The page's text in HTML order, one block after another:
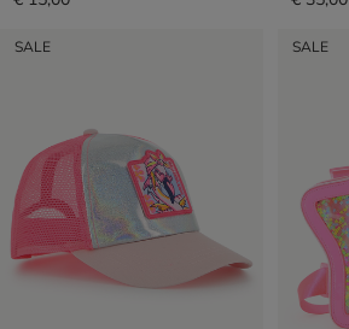
SALE SALE